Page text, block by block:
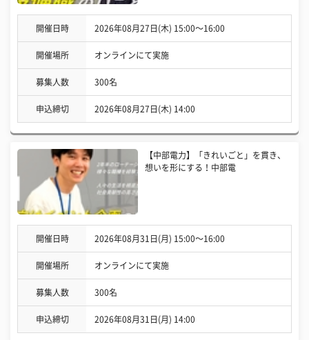
開催日時 2026年08月27日(木) 15:00〜16:00
開催場所 オンラインにて実施
募集人数 300名
申込締切 2026年08月27日(木) 14:00
【中部電力】「きれいごと」を貫き、
想いを形にする！中部電
開催日時 2026年08月31日(月) 15:00〜16:00
開催場所 オンラインにて実施
募集人数 300名
申込締切 2026年08月31日(月) 14:00